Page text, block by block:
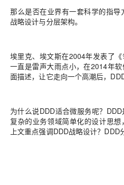
那么是否在业界有一套科学的指导
战略设计与分层架构。
埃里克、埃文斯在2004年发表了
一直是雷声大雨点小，在2014年
面描述，让它走向一个高潮后，
为什么说DDD适合微服务呢？
复杂的业务领域简单化的设计思想
上文重点强调DDD战略设计？DDD